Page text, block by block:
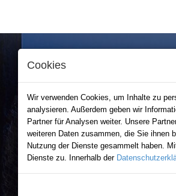
Cookies
Wir verwenden Cookies, um Inhalte zu
analysieren. Außerdem geben wir
Partner für Analysen weiter. Unsere
weiteren Daten zusammen, die Sie ihnen
Nutzung der Dienste gesammelt haben.
Dienste zu. Innerhalb der